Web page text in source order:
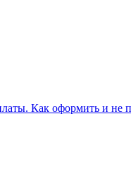
Как оформить и не